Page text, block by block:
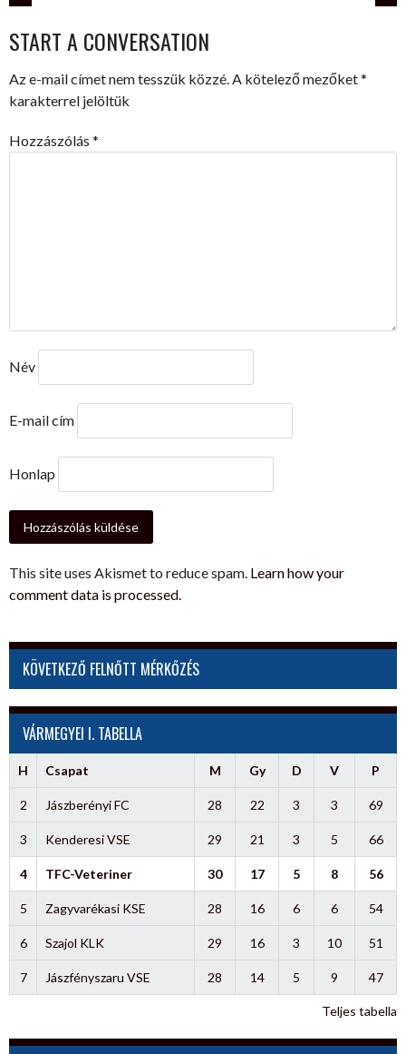
NAVIGATION
START A CONVERSATION
Az e-mail címet nem tesszük közzé.A kötelező mezőket*
karakterrel jelöltük
Hozzászólás *
Név
E-mail cím
Honlap
This site uses Akismet to reduce spam. Learn how your
comment data is processed.
KÖVETKEZŐ FELNŐTT MÉRKŐZÉS
VÁRMEGYEI I. TABELLA
H Csapat M Gy D V P
2 Jászberényi FC 28 22 3 3 69
3 Kenderesi VSE 29 21 3 5 66
4 TFC-Veteriner 30 17 5 8 56
5 Zagyvarékasi KSE 28 16 6 6 54
6 Szajol KLK 29 16 3 10 51
7 Jászfényszaru VSE 28 14 5 9 47
Teljes tabella